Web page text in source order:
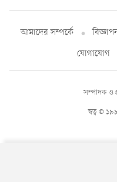
আমাদের সম্পর্কে
যোগাযোগ
স্বত্ব ©
সম্পাদক ও